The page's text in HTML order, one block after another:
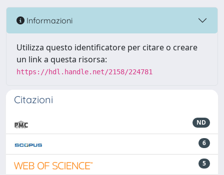
Informazioni
Utilizza questo identificatore per citare o creare
un link a questa risorsa:
https://hdl.handle.net/2158/224781
Citazioni
ND
6
5